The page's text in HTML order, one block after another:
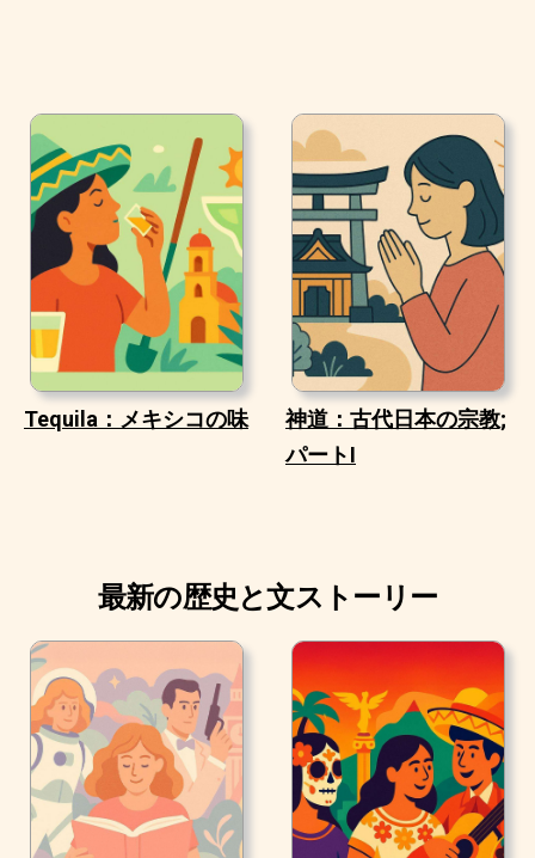
Tequila：メキシコの味
神道：古代日本の宗教;
パートI
最新の歴史と文ストーリー